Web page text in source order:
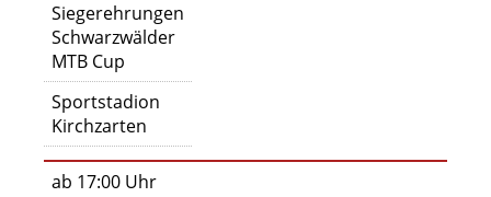
Siegerehrungen
Schwarzwälder
MTB Cup
Sportstadion
Kirchzarten
ab 17:00 Uhr